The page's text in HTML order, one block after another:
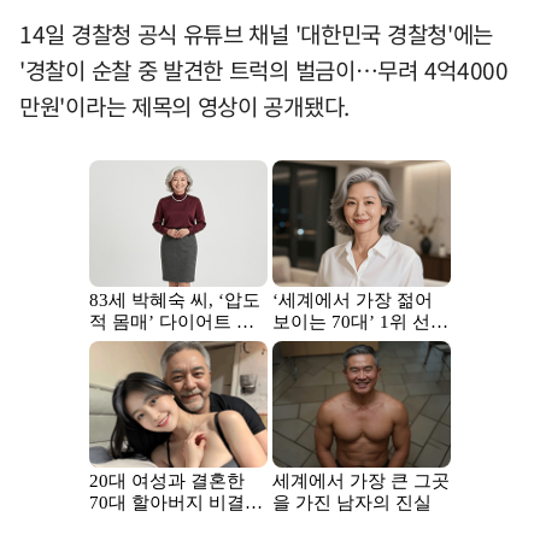
14일 경찰청 공식 유튜브 채널 '대한민국 경찰청'에는
'경찰이 순찰 중 발견한 트럭의 벌금이…무려 4억4000
만원'이라는 제목의 영상이 공개됐다.